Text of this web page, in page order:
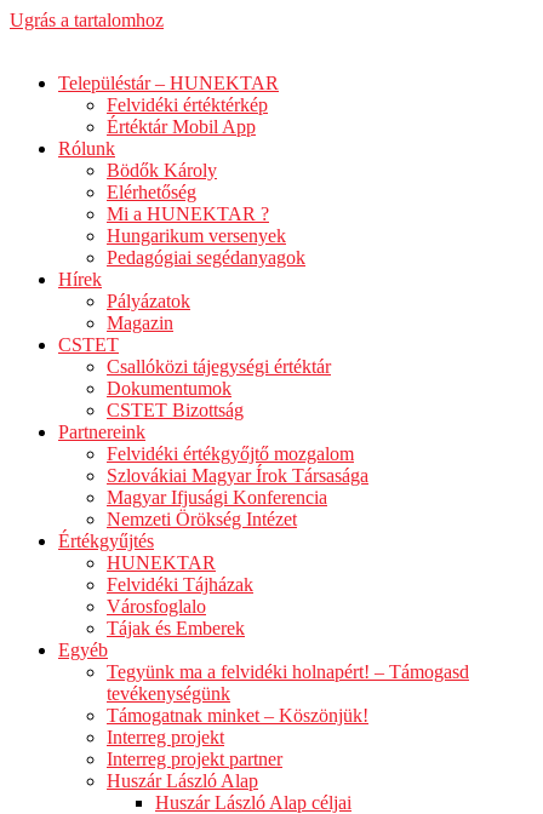
Ugrás a tartalomhoz
Településtár – HUNEKTAR
Felvidéki értéktérkép
Értéktár Mobil App
Rólunk
Bödők Károly
Elérhetőség
Mi a HUNEKTAR ?
Hungarikum versenyek
Pedagógiai segédanyagok
Hírek
Pályázatok
Magazin
CSTET
Csallóközi tájegységi értéktár
Dokumentumok
CSTET Bizottság
Partnereink
Felvidéki értékgyőjtő mozgalom
Szlovákiai Magyar Írok Társasága
Magyar Ifjusági Konferencia
Nemzeti Örökség Intézet
Értékgyűjtés
HUNEKTAR
Felvidéki Tájházak
Városfoglalo
Tájak és Emberek
Egyéb
Tegyünk ma a felvidéki holnapért! – Támogasd
tevékenységünk
Támogatnak minket – Köszönjük!
Interreg projekt
Interreg projekt partner
Huszár László Alap
Huszár László Alap céljai